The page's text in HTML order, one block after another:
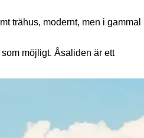
trähus, modernt, men i gammal
möjligt. Åsaliden är ett